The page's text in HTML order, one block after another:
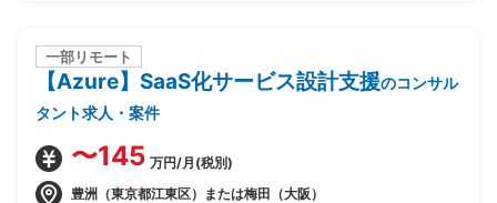
一部リモート
【Azure】SaaS化サービス設計支援のコンサル
タント求人・案件
〜145 万円/月(税別)
豊洲（東京都江東区）または梅田（大阪）